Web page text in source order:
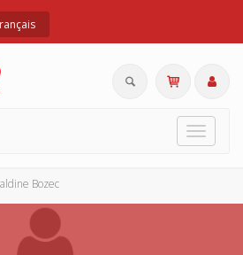
Toggle
Bozec